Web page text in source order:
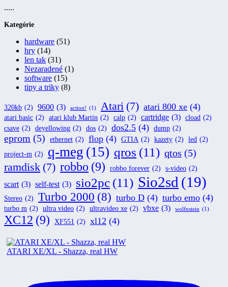
.....
Kategórie
hardware (51)
hry (14)
len tak (31)
Nezaradené (1)
software (15)
tipy a triky (8)
320kb (2) 9600 (3) action! (1) Atari (7) atari 800 xe (4)
atari basic (2) atari klub Martin (2) calp (2) cartridge (3) cload (2)
csave (2) deyellowing (2) dos (2) dos2.5 (4) dump (2)
eprom (5) ethernet (2) flop (4) GTIA (2) kazety (2) led (2)
project-m (2) q-meg (15) qros (11) qtos (5)
ramdisk (7) robbo (9) robbo forever (2) s-video (2)
scart (3) self-test (3) sio2pc (11) Sio2sd (19)
Stereo (2) Turbo 2000 (8) turbo D (4) turbo emo (4)
turbo m (2) ultra video (2) ultravideo xe (2) vbxe (3) wolfnstein (1)
XC12 (9) XF551 (2) xl12 (4)
ATARI XE/XL - Shazza, real HW